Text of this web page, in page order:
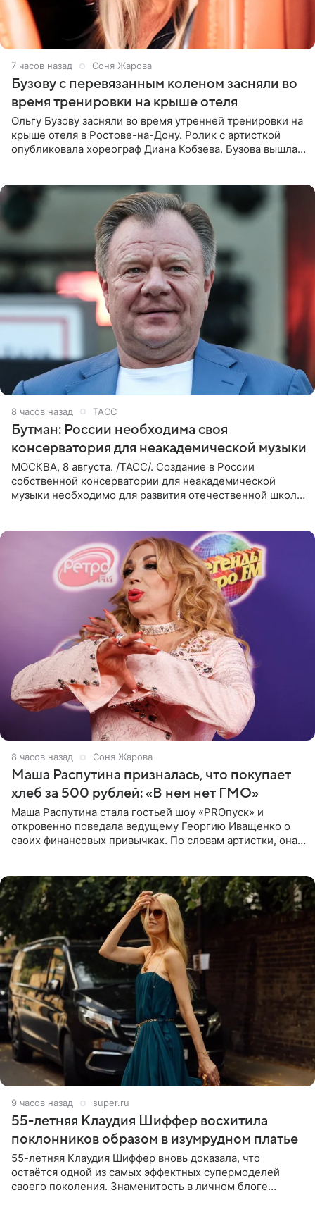
7 часов назад Соня Жарова
Бузову с перевязанным коленом засняли во
время тренировки на крыше отеля
Ольгу Бузову засняли во время утренней тренировки на
крыше отеля в Ростове-на-Дону. Ролик с артисткой
опубликовала хореограф Диана Кобзева. Бузова вышла
8 часов назад ТАСС
Бутман: России необходима своя
консерватория для неакадемической музыки
МОСКВА, 8 августа. /ТАСС/. Создание в России
собственной консерватории для неакадемической
музыки необходимо для развития отечественной школы
8 часов назад Соня Жарова
Маша Распутина призналась, что покупает
хлеб за 500 рублей: «В нем нет ГМО»
Маша Распутина стала гостьей шоу «PROпуск» и
откровенно поведала ведущему Георгию Иващенко о
своих финансовых привычках. По словам артистки, она
9 часов назад super.ru
55-летняя Клаудия Шиффер восхитила
поклонников образом в изумрудном платье
55-летняя Клаудия Шиффер вновь доказала, что
остаётся одной из самых эффектных супермоделей
своего поколения. Знаменитость в личном блоге